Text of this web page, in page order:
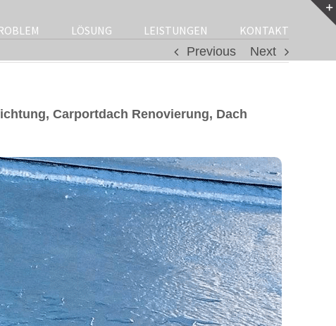
LÖSUNG LEISTUNGEN
KONTAKT
Previous
Next
Carportdach Renovierung, Dach